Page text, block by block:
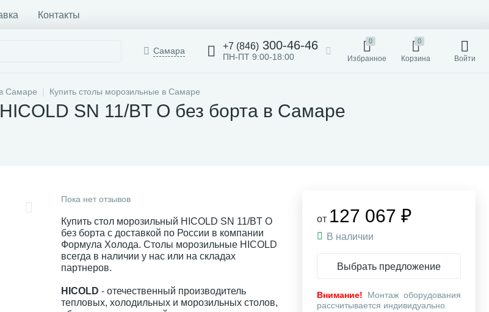
Контакты
Самара +7 (846) 300-46-46
ПН-ПТ 9:00-18:00
0
Избранное
0
Корзина Войти
Самаре Купить столы морозильные в Самаре
SN 11/BT O без борта в Самаре
Пока нет отзывов
Купить стол морозильный HICOLD SN 11/BT O
без борта с доставкой по России в компании
Формула Холода. Столы морозильные HICOLD
всегда в наличии у нас или на складах
партнеров.
HICOLD - отечественный производитель
тепловых, холодильных и морозильных столов,
от 127 067 ₽
В наличии
Выбрать предложение
Внимание! Монтаж оборудования
рассчитывается индивидуально.